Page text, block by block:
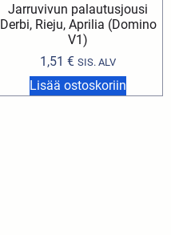
Jarruvivun palautusjousi
Derbi, Rieju, Aprilia (Domino
V1)
1,51 € SIS. ALV
Lisää ostoskoriin